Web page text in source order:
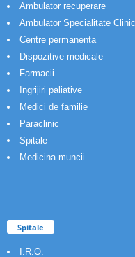
Ambulator recuperare
Ambulator Specialitate Clinic
Centre permanenta
Dispozitive medicale
Farmacii
Ingrijiri paliative
Medici de familie
Paraclinic
Spitale
Medicina muncii
Spitale
I.R.O.